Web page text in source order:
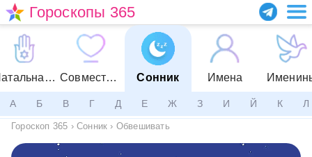
Гороскопы 365
Натальная карта Совместимость Сонник Имена
А Б В Г Д Е Ж З И Й К Л
Гороскоп 365 › Сонник › Обвешивать